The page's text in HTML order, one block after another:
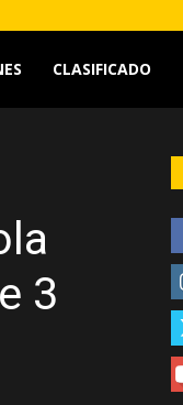
CLASIFICADO
3